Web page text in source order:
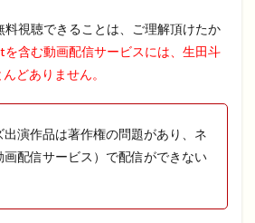
視聴できることは、ご理解頂けたか
を含む動画配信サービスには、生田斗
どありません。
出演作品は著作権の問題があり、ネ
画配信サービス）で配信ができない